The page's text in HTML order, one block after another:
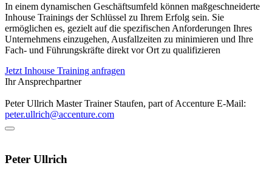
In einem dynamischen Geschäftsumfeld können maßgeschneiderte
Inhouse Trainings der Schlüssel zu Ihrem Erfolg sein. Sie
ermöglichen es, gezielt auf die spezifischen Anforderungen Ihres
Unternehmens einzugehen, Ausfallzeiten zu minimieren und Ihre
Fach- und Führungskräfte direkt vor Ort zu qualifizieren
Jetzt Inhouse Training anfragen
Ihr Ansprechpartner
Peter Ullrich Master Trainer Staufen, part of Accenture E-Mail:
peter.ullrich@accenture.com
Peter Ullrich